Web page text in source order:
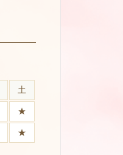
土
★
★